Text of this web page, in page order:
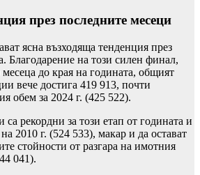
през последните месеци
ясна възходяща тенденция през
Благодарение на този силен финал,
до края на годината, общият
вече достига 419 913, почти
обем за 2024 г. (425 522).
са рекордни за този етап от годината и
2010 г. (524 533), макар и да остават
стойности от разгара на имотния
041).